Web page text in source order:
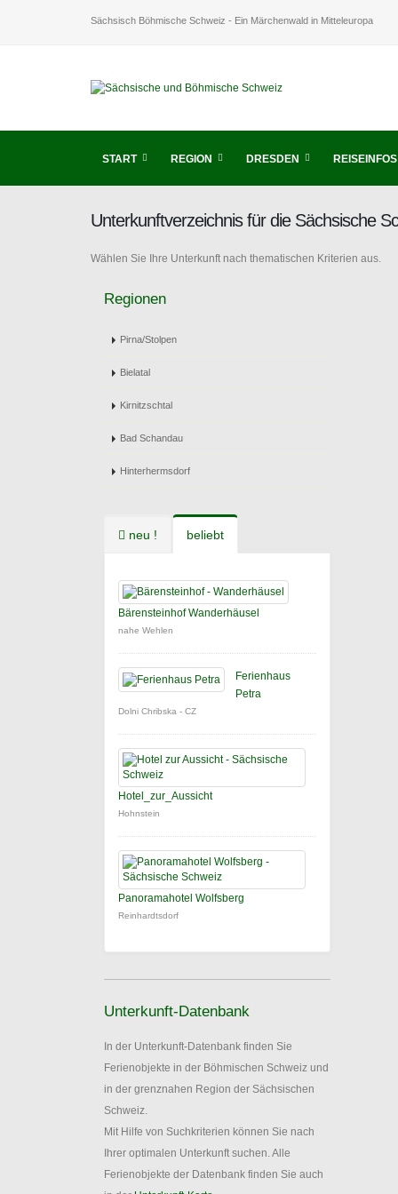
Sächsisch Böhmische Schweiz - Ein Märchenwald in Mitteleuropa
START REGION DRESDEN REISEINFOS
Unterkunftverzeichnis für die Sächsische
Wählen Sie Ihre Unterkunft nach thematischen Kriterien aus.
Regionen
Pirna/Stolpen
Bielatal
Kirnitzschtal
Bad Schandau
Hinterhermsdorf
neu ! beliebt
Bärensteinhof Wanderhäusel
nahe Wehlen
Ferienhaus
Petra
Dolni Chribska - CZ
Hotel_zur_Aussicht
Hohnstein
Panoramahotel Wolfsberg
Reinhardtsdorf
Unterkunft-Datenbank
In der Unterkunft-Datenbank finden Sie
Ferienobjekte in der Böhmischen Schweiz und
in der grenznahen Region der Sächsischen
Schweiz.
Mit Hilfe von Suchkriterien können Sie nach
Ihrer optimalen Unterkunft suchen. Alle
Ferienobjekte der Datenbank finden Sie auch